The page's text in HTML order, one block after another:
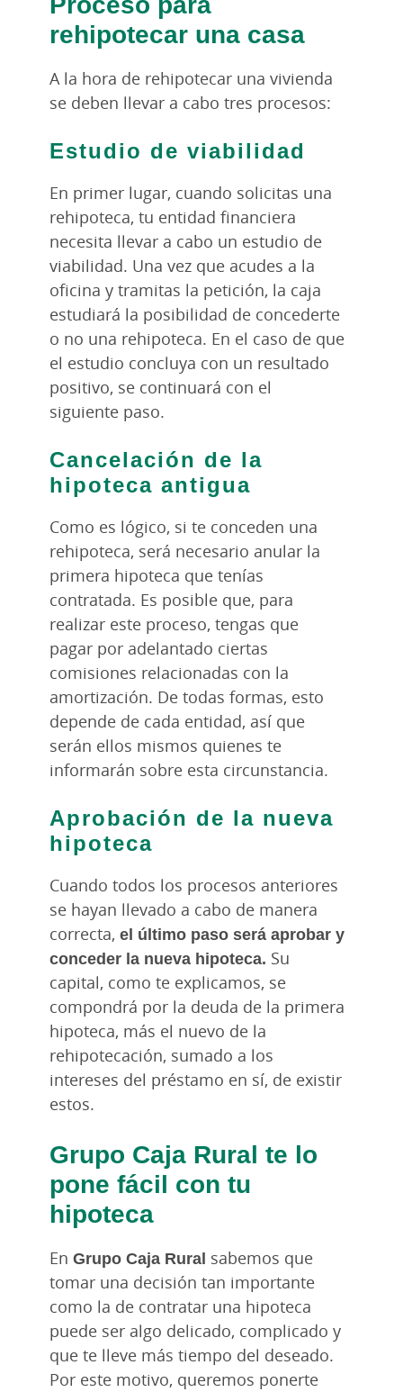
rehipotecar una casa
A la hora de rehipotecar una vivienda
se deben llevar a cabo tres procesos:
Estudio de viabilidad
En primer lugar, cuando solicitas una
rehipoteca, tu entidad financiera
necesita llevar a cabo un estudio de
viabilidad. Una vez que acudes a la
oficina y tramitas la petición, la caja
estudiará la posibilidad de concederte
o no una rehipoteca. En el caso de que
el estudio concluya con un resultado
positivo, se continuará con el
siguiente paso.
Cancelación de la
hipoteca antigua
Como es lógico, si te conceden una
rehipoteca, será necesario anular la
primera hipoteca que tenías
contratada. Es posible que, para
realizar este proceso, tengas que
pagar por adelantado ciertas
comisiones relacionadas con la
amortización. De todas formas, esto
depende de cada entidad, así que
serán ellos mismos quienes te
informarán sobre esta circunstancia.
Aprobación de la nueva
hipoteca
Cuando todos los procesos anteriores
se hayan llevado a cabo de manera
correcta, el último paso será aprobar y
conceder la nueva hipoteca. Su
capital, como te explicamos, se
compondrá por la deuda de la primera
hipoteca, más el nuevo de la
rehipotecación, sumado a los
intereses del préstamo en sí, de existir
estos.
Grupo Caja Rural te lo
pone fácil con tu
hipoteca
En Grupo Caja Rural sabemos que
tomar una decisión tan importante
como la de contratar una hipoteca
puede ser algo delicado, complicado y
que te lleve más tiempo del deseado.
Por este motivo, queremos ponerte